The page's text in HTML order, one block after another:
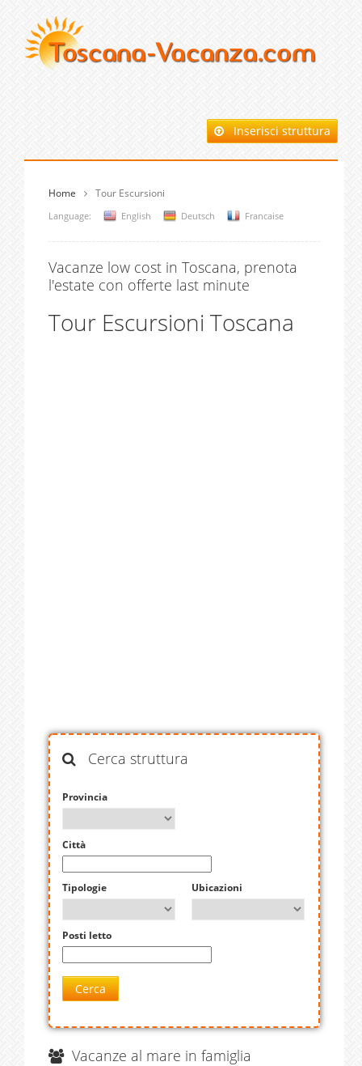
Inserisci struttura
Home Tour Escursioni
Language: English Deutsch Francaise
Vacanze low cost in Toscana, prenota
l'estate con offerte last minute
Tour Escursioni Toscana
Cerca struttura
Provincia
Città
Tipologie Ubicazioni
Posti letto
Cerca
Vacanze al mare in famiglia